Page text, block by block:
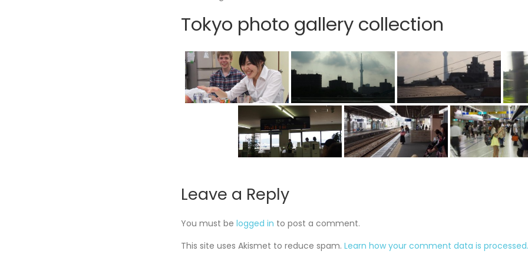
Tokyo photo gallery collection
Leave a Reply
You must be logged in to post a comment.
This site uses Akismet to reduce spam. Learn how your comment data is processed.